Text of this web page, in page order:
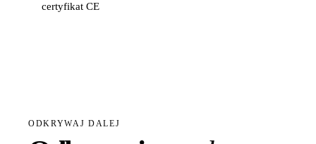
certyfikat CE
ODKRYWAJ DALEJ